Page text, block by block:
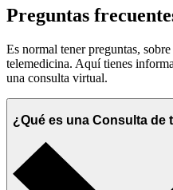
Preguntas
Es normal tener preguntas,
telemedicina. Aquí tienes
una consulta virtual.
¿Qué es una Consulta de